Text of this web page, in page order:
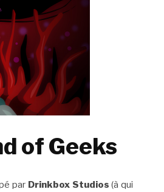
of Geeks
par Drinkbox Studios (à qui